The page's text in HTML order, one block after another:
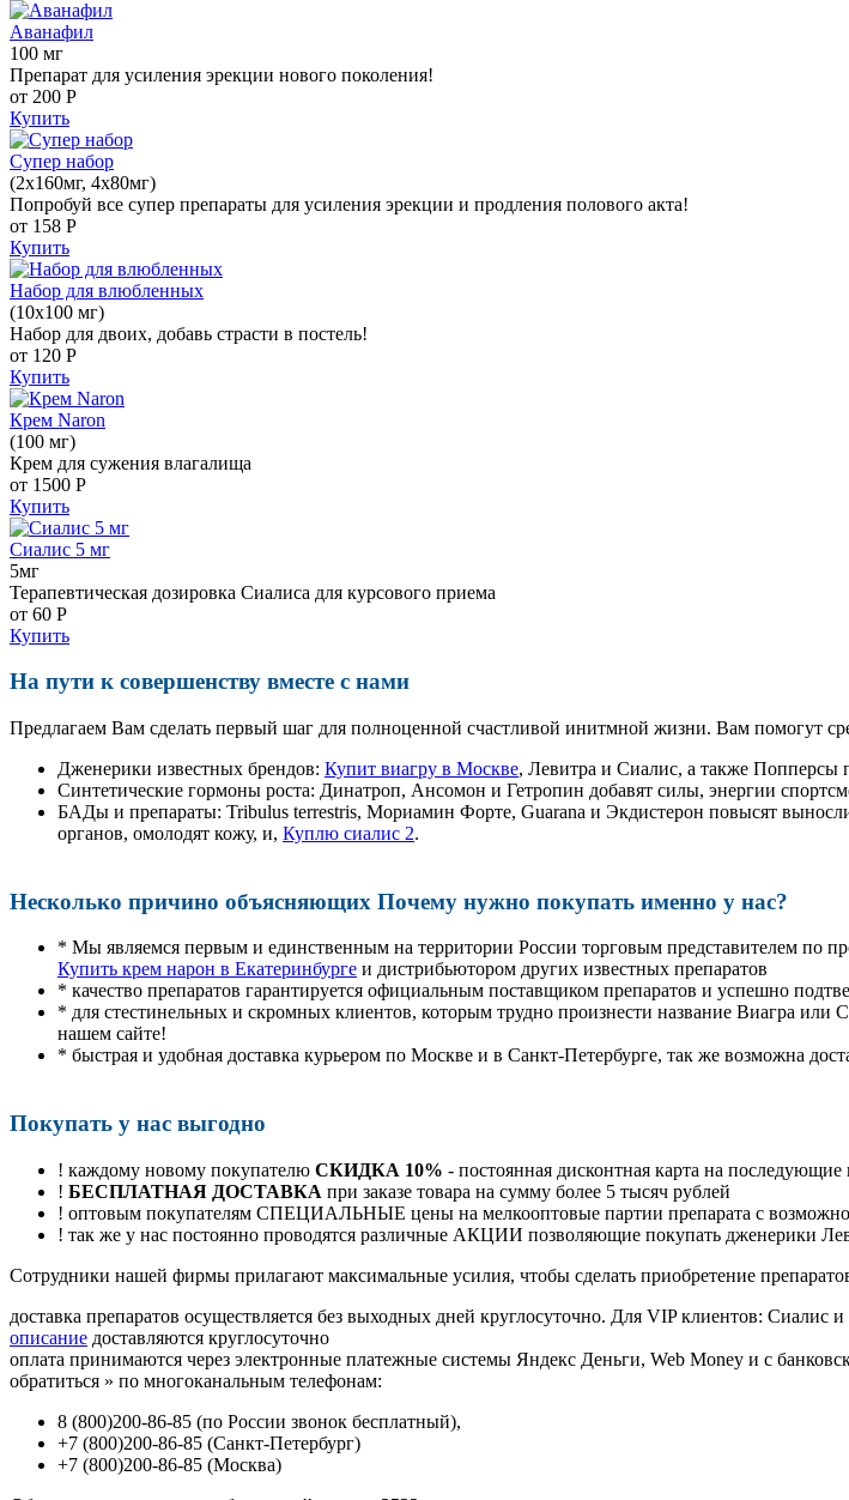
Аванафил
100 мг
Препарат для усиления эрекции нового поколения!
от 200 Р
Купить
Супер набор
(2х160мг, 4х80мг)
Попробуй все супер препараты для усиления эрекции и продления полового акта!
от 158 Р
Купить
Набор для влюбленных
(10х100 мг)
Набор для двоих, добавь страсти в постель!
от 120 Р
Купить
Крем Naron
(100 мг)
Крем для сужения влагалища
от 1500 Р
Купить
Сиалис 5 мг
5мг
Терапевтическая дозировка Сиалиса для курсового приема
от 60 Р
Купить
На пути к совершенству вместе с нами
Предлагаем Вам сделать первый шаг для полноценной счастливой инитмной жизни. Вам помогут
Дженерики известных брендов: Купит виагру в Москве, Левитра и Сиалис, а также Попперсы
Синтетические гормоны роста: Динатроп, Ансомон и Гетропин добавят силы, энергии
БАДы и препараты: Tribulus terrestris, Мориамин Форте, Guarana и Экдистерон повысят
органов, омолодят кожу, и, Куплю сиалис 2.
Несколько причино объясняющих Почему нужно покупать именно у нас?
* Мы являемся первым и единственным на территории России торговым представителем по
Купить крем нарон в Екатеринбурге и дистрибьютором других известных препаратов
* качество препаратов гарантируется официальным поставщиком препаратов и успешно
* для стестинельных и скромных клиентов, которым трудно произнести название Виагра или
нашем сайте!
* быстрая и удобная доставка курьером по Москве и в Санкт-Петербурге, так же возможна
Покупать у нас выгодно
! каждому новому покупателю СКИДКА 10% - постоянная дисконтная карта на последующие
! БЕСПЛАТНАЯ ДОСТАВКА при заказе товара на сумму более 5 тысяч рублей
! оптовым покупателям СПЕЦИАЛЬНЫЕ цены на мелкооптовые партии препарата с
! так же у нас постоянно проводятся различные АКЦИИ позволяющие покупать дженерики
Cотрудники нашей фирмы прилагают максимальные усилия, чтобы сделать приобретение
доставка препаратов осуществляется без выходных дней круглосуточно. Для VIP клиентов: Сиалис
описание доставляются круглосуточно
оплата принимаются через электронные платежные системы Яндекс Деньги, Web Money и с
обратиться » по многоканальным телефонам:
8 (800)200-86-85 (по России звонок бесплатный),
+7 (800)200-86-85 (Санкт-Петербург)
+7 (800)200-86-85 (Москва)